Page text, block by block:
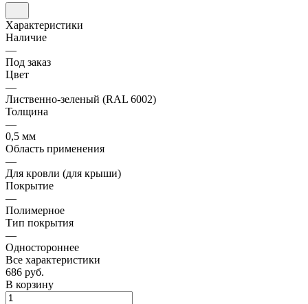
Характеристики
Наличие
—
Под заказ
Цвет
—
Лиственно-зеленый (RAL 6002)
Толщина
—
0,5 мм
Область применения
—
Для кровли (для крыши)
Покрытие
—
Полимерное
Тип покрытия
—
Одностороннее
Все характеристики
686 руб.
В корзину